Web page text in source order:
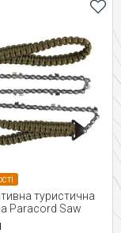
туристична
Paracord Saw